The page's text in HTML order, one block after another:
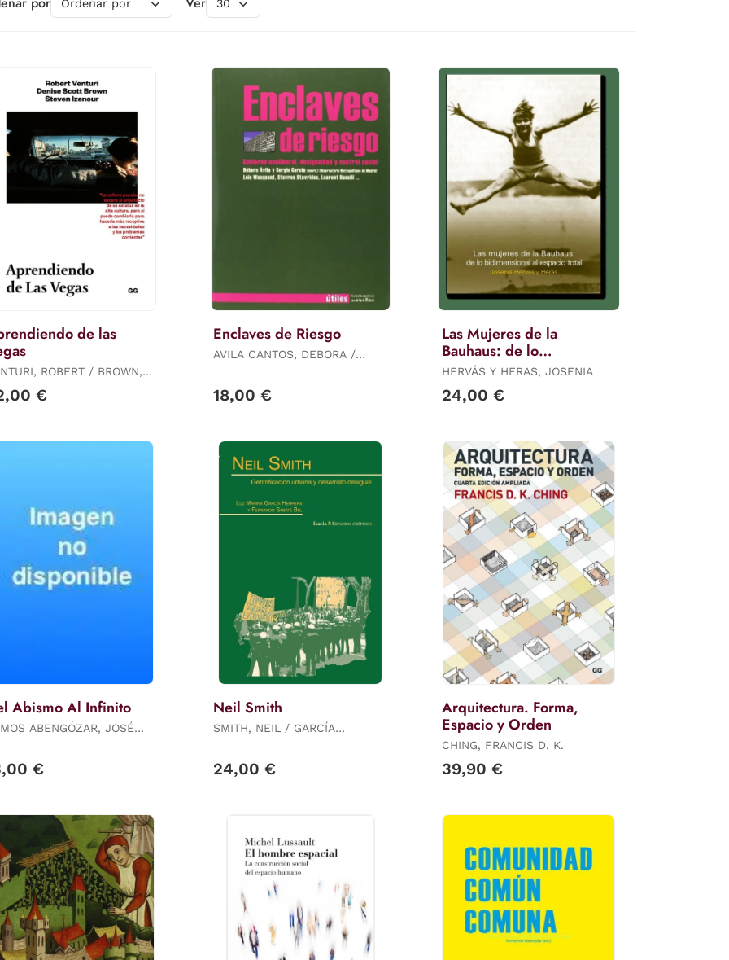
de las
ROBERT / BROWN,
€
Enclaves de Riesgo
AVILA CANTOS, DEBORA /
STRAVRIDES, STRAVROS /
18,00 €
Las Mujeres de la
Bauhaus: de lo
Bidimensional Al Espacio
Total
HERVÁS Y HERAS, JOSENIA
24,00 €
Abismo Al Infinito
ABENGÓZAR, JOSÉ
€
Neil Smith
SMITH, NEIL / GARCÍA
24,00 €
Arquitectura. Forma,
Espacio y Orden
CHING, FRANCIS D. K.
39,90 €